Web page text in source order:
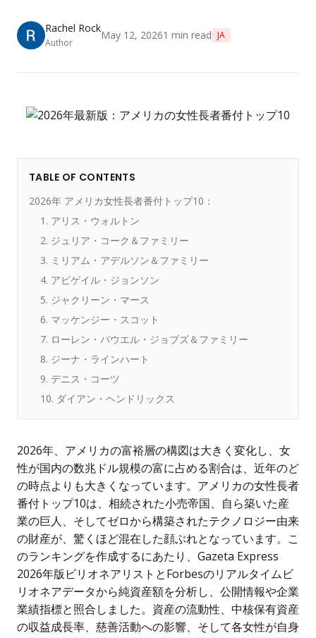
Rachel Rock
Author
May 12, 20261 min read JA
TABLE OF CONTENTS
2026年 アメリカ女性長者番付トップ10：
1. アリス・ウォルトン
2. ジュリア・コーク＆ファミリー
3. ミリアム・アデルソン＆ファミリー
4. アビゲイル・ジョンソン
5. ジャクリーン・マース
6. マッケンジー・スコット
7. ローレン・パウエル・ジョブズ＆ファミリー
8. ジーナ・ラインハート
9. デニス・コーツ
10. ダイアン・ヘンドリックス
2026年、アメリカの富裕層の構図は大きく変化し、女
性が国内の数兆ドル規模の富に占める割合は、近年のど
の時点よりも大きくなっています。アメリカの女性長者
番付トップ10は、相続された小売帝国、自ら築いた産
業の巨人、そしてゼロから構築されたテクノロジー由来
の財産が、驚くほど混在した顔ぶれとなっています。こ
のランキングを作成するにあたり、Gazeta Express
2026年版ビリオネアリストとForbesのリアルタイムビ
リオネアデータから純資産額を分析し、公開情報や企業
業績指標と照合しました。資産の流動性、中核保有資産
の収益成長率、慈善活動への影響、そして各女性が自身